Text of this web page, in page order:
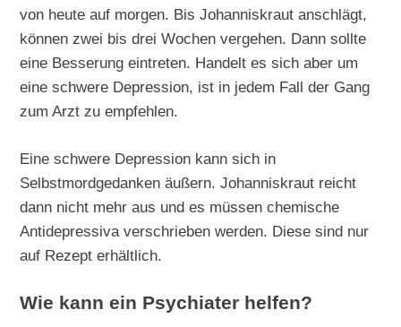
von heute auf morgen. Bis Johanniskraut anschlägt,
können zwei bis drei Wochen vergehen. Dann sollte
eine Besserung eintreten. Handelt es sich aber um
eine schwere Depression, ist in jedem Fall der Gang
zum Arzt zu empfehlen.
Eine schwere Depression kann sich in
Selbstmordgedanken äußern. Johanniskraut reicht
dann nicht mehr aus und es müssen chemische
Antidepressiva verschrieben werden. Diese sind nur
auf Rezept erhältlich.
Wie kann ein Psychiater helfen?